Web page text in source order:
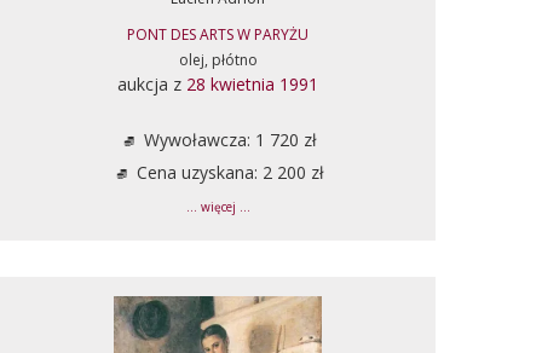
PONT DES ARTS W PARYŻU
olej, płótno
aukcja z 28 kwietnia 1991
Wywoławcza: 1 720 zł
Cena uzyskana: 2 200 zł
... więcej ...